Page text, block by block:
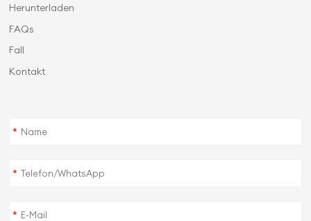
Herunterladen
FAQs
Fall
Kontakt
*
*
*